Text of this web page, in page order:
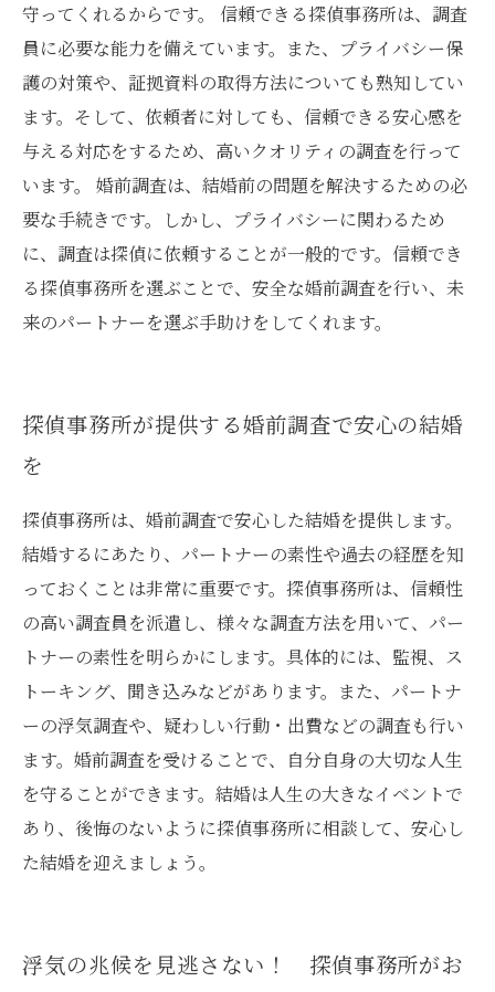
守ってくれるからです。 信頼できる探偵事務所は、調査
員に必要な能力を備えています。また、プライバシー保
護の対策や、証拠資料の取得方法についても熟知してい
ます。そして、依頼者に対しても、信頼できる安心感を
与える対応をするため、高いクオリティの調査を行って
います。 婚前調査は、結婚前の問題を解決するための必
要な手続きです。しかし、プライバシーに関わるため
に、調査は探偵に依頼することが一般的です。信頼でき
る探偵事務所を選ぶことで、安全な婚前調査を行い、未
来のパートナーを選ぶ手助けをしてくれます。
探偵事務所が提供する婚前調査で安心の結婚
を
探偵事務所は、婚前調査で安心した結婚を提供します。
結婚するにあたり、パートナーの素性や過去の経歴を知
っておくことは非常に重要です。探偵事務所は、信頼性
の高い調査員を派遣し、様々な調査方法を用いて、パー
トナーの素性を明らかにします。具体的には、監視、ス
トーキング、聞き込みなどがあります。また、パートナ
ーの浮気調査や、疑わしい行動・出費などの調査も行い
ます。婚前調査を受けることで、自分自身の大切な人生
を守ることができます。結婚は人生の大きなイベントで
あり、後悔のないように探偵事務所に相談して、安心し
た結婚を迎えましょう。
浮気の兆候を見逃さない！ 探偵事務所がお